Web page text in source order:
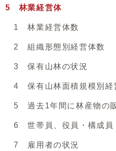
5 林業経営体
1 林業経営体数
2 組織形態別経営体数
3 保有山林の状況
4 保有山林面積規模別経
5 過去1年間に林産物の販
6 世帯員、役員・構成員（
7 雇用者の状況